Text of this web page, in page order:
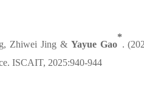
Zhiwei Jing & Yayue Gao
*
.
ISCAIT, 2025:940-944